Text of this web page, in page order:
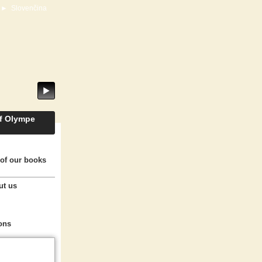
► Slovenčina
Olympe
our books
us